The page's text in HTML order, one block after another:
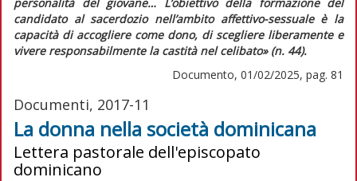
candidato al sacerdozio nell’ambito affettivo-sessuale è la
capacità di accogliere come dono, di scegliere liberamente e
vivere responsabilmente la castità nel celibato»(n. 44).
Documento, 01/02/2025, pag. 81
Documenti, 2017-11
La donna nella società dominicana
Lettera pastorale dell'episcopato
dominicano